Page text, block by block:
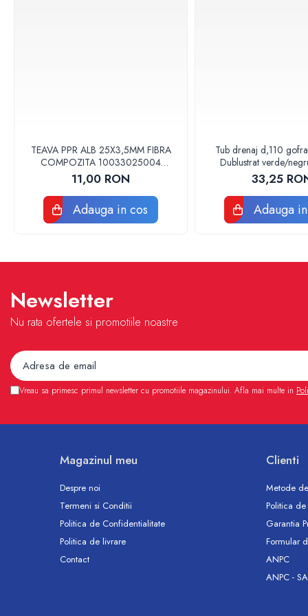
Baterii bideu
Baterii pisoar
Chiuvete si lavoare
Lavoare baie
Chiuvete Bucatarie
Baterii sanitare
Accesorii
Vase WC
Rezervoare, rame WC incastrate si
clapete
Rezervoare si rame incastrate
Ventiloconvectoare
Termostate Accesorii Ventiloconvectoare
Aere conditionate
TEAVA PPR ALB 25X3,5MM FIBRA
COMPOZITA 10033025004
VALDUOTHERM VALROM
11,00 RON
Adauga in cos
Tub drenaj d,110
Dublustrat verde/
Drainkit
33,25
Adauga
Newsletter
Nu rata ofertele si promotiile noastre
Vreau sa primesc primul newsletter cu promotiile magazinului. Afla mai multe in
Magazinul meu
Despre noi
Termeni si Conditii
Politica de Confidentialitate
Politica de livrare
Contact
Clienti
Metode
Politica de
Garantia
Formular
ANPC
ANPC -